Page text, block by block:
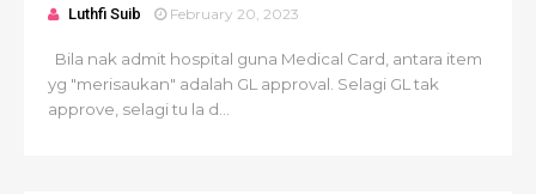
Luthfi Suib February 20, 2023
Bila nak admit hospital guna Medical Card, antara item
yg "merisaukan" adalah GL approval. Selagi GL tak
approve, selagi tu la d...